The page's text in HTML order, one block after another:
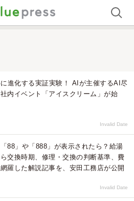
進化する実証実験！ AIが主催するAI尽
内イベント「アイスクリーム」が始
Invalid Date
88」や「888」が表示されたら？給湯
交換時期、修理・交換の判断基準、費
羅した解説記事を、安田工務店が公開
Invalid Date